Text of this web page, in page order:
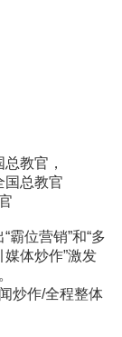
教官，
国总教官
霸位营销”和“多
媒体炒作”激发
炒作/全程整体